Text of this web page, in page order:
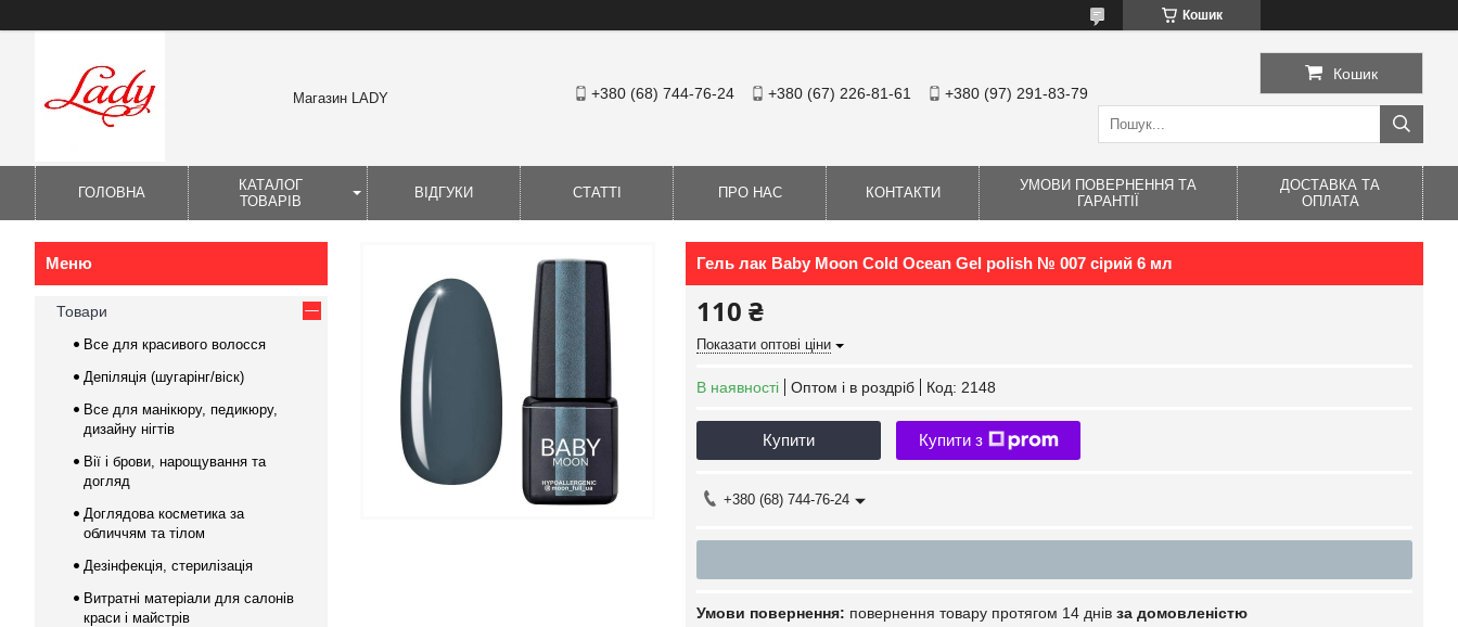
Кошик
Магазин LADY +380 (68) 744-76-24 +380 (67) 226-81-61 +380 (97) 291-83-79
Кошик
ГОЛОВНА
КАТАЛОГ
ТОВАРІВ
ВІДГУКИ СТАТТІ ПРО НАС КОНТАКТИ
УМОВИ ПОВЕРНЕННЯ ТА
ГАРАНТІЇ
ДОСТАВКА ТА
ОПЛАТА
Гель лак Baby Moon Cold Ocean Gel polish № 007 сірий 6 мл
110 ₴
Показати оптові ціни
В наявності Оптом і в роздріб Код: 2148
Купити Купити з
+380 (68) 744-76-24
повернення товару протягом 14 днів за домовленістю
Товари
Все для красивого волосся
Депіляція (шугарінг/віск)
Все для манікюру, педикюру,
дизайну нігтів
Вії і брови, нарощування та
догляд
Доглядова косметика за
обличчям та тілом
Дезінфекція, стерилізація
Витратні матеріали для салонів
краси і майстрів